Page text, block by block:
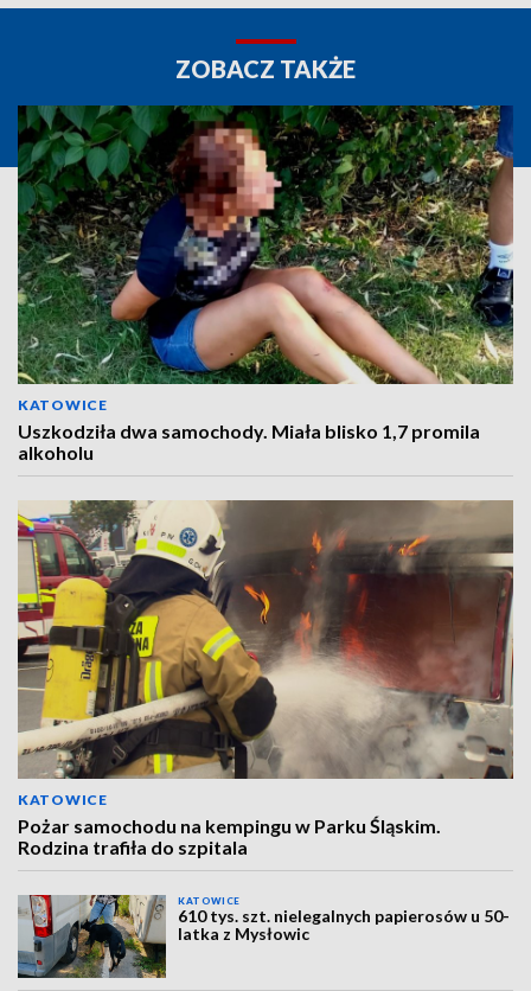
ZOBACZ TAKŻE
KATOWICE
Uszkodziła dwa samochody. Miała blisko 1,7 promila
alkoholu
KATOWICE
Pożar samochodu na kempingu w Parku Śląskim.
Rodzina trafiła do szpitala
KATOWICE
610 tys. szt. nielegalnych papierosów u 50-
latka z Mysłowic